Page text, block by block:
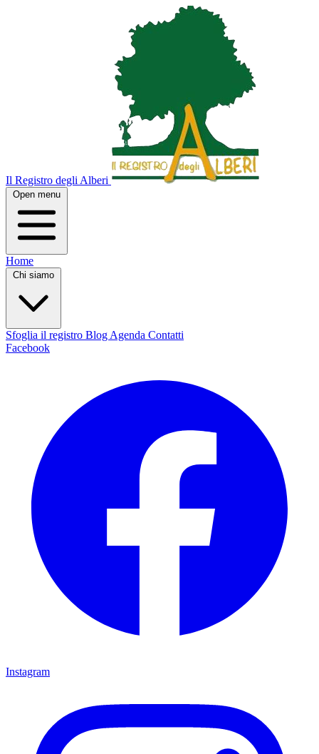
Il Registro degli Alberi
Open menu
Home
Chi siamo
Sfoglia il registro Blog Agenda Contatti
Facebook
Instagram